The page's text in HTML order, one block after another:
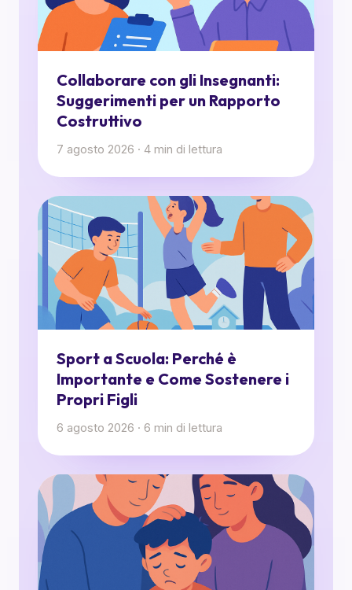
Collaborare con gli Insegnanti:
Suggerimenti per un Rapporto
Costruttivo
7 agosto 2026 · 4 min di lettura
Sport a Scuola: Perché è
Importante e Come Sostenere i
Propri Figli
6 agosto 2026 · 6 min di lettura